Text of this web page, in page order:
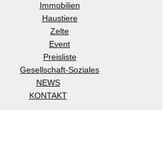
Immobilien
Haustiere
Zelte
Event
Preisliste
Gesellschaft-Soziales
NEWS
KONTAKT